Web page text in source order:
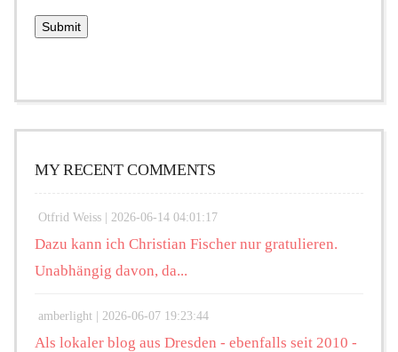
MY RECENT COMMENTS
Otfrid Weiss | 2026-06-14 04:01:17
Dazu kann ich Christian Fischer nur gratulieren.
Unabhängig davon, da...
amberlight | 2026-06-07 19:23:44
Als lokaler blog aus Dresden - ebenfalls seit 2010 -